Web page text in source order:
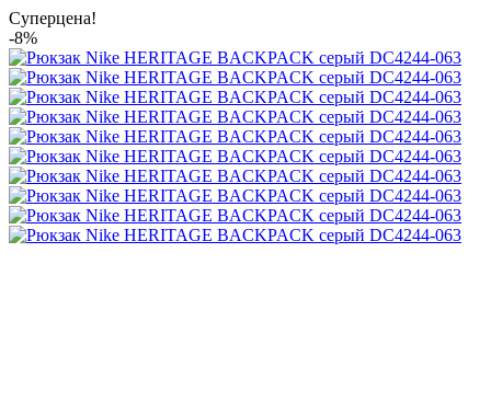
Суперцена!
-8%